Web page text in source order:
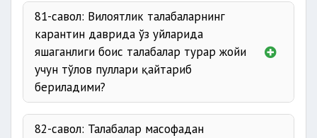
81-савол: Вилоятлик талабаларнинг
карантин даврида ўз уйларида
яшаганлиги боис талабалар турар жойи
учун тўлов пуллари қайтариб
бериладими?
82-савол: Талабалар масофадан